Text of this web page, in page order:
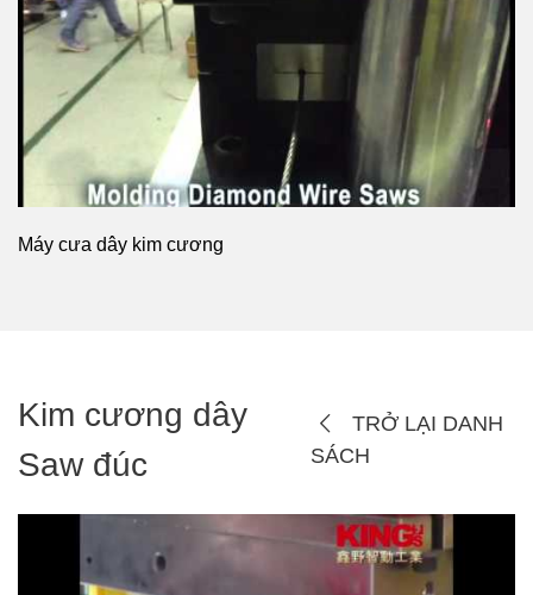
Máy cưa dây kim cương
Kim cương dây
Saw đúc
TRỞ LẠI DANH
SÁCH